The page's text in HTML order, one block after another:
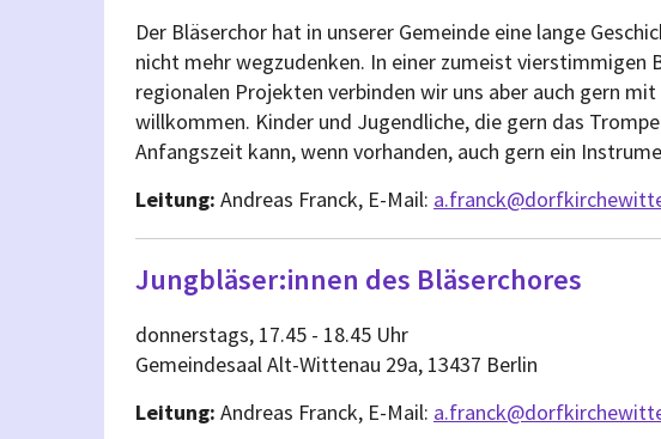
Der Bläserchor hat in unserer Gemeinde eine lange
nicht mehr wegzudenken. In einer zumeist vierstimmigen
regionalen Projekten verbinden wir uns aber auch gern
willkommen. Kinder und Jugendliche, die gern das
Anfangszeit kann, wenn vorhanden, auch gern ein
Leitung: Andreas Franck, E-Mail:
Jungbläser:innen des Bläserchores
donnerstags, 17.45 - 18.45 Uhr
Gemeindesaal Alt-Wittenau 29a, 13437 Berlin
Leitung: Andreas Franck, E-Mail: